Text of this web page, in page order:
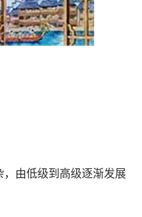
，由低级到高级逐渐发展